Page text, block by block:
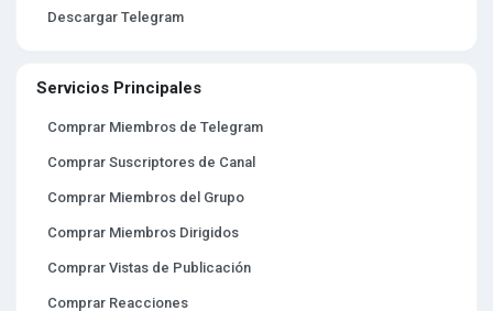
Descargar Telegram
Servicios Principales
Comprar Miembros de Telegram
Comprar Suscriptores de Canal
Comprar Miembros del Grupo
Comprar Miembros Dirigidos
Comprar Vistas de Publicación
Comprar Reacciones